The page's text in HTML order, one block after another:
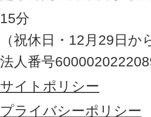
県
の
最
東
部
に
15分
（祝休日・12月29日
法人番号
サイトポリシー
プライバシーポリシー